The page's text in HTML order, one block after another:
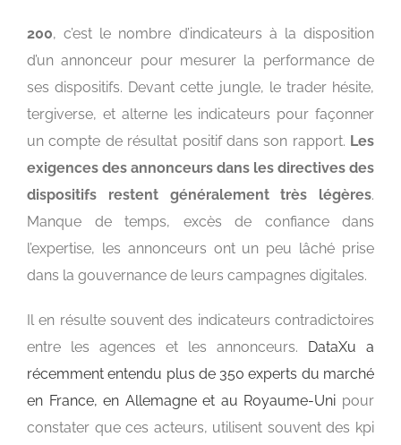
200, c’est le nombre d’indicateurs à la disposition
d’un annonceur pour mesurer la performance de
ses dispositifs. Devant cette jungle, le trader hésite,
tergiverse, et alterne les indicateurs pour façonner
un compte de résultat positif dans son rapport. Les
exigences des annonceurs dans les directives des
dispositifs restent généralement très légères.
Manque de temps, excès de confiance dans
l’expertise, les annonceurs ont un peu lâché prise
dans la gouvernance de leurs campagnes digitales.
Il en résulte souvent des indicateurs contradictoires
entre les agences et les annonceurs. DataXu a
récemment entendu plus de 350 experts du marché
en France, en Allemagne et au Royaume-Uni pour
constater que ces acteurs, utilisent souvent des kpi